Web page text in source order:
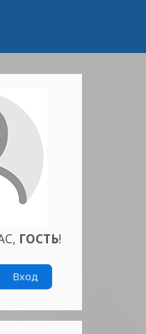
, ГОСТЬ!
Вход